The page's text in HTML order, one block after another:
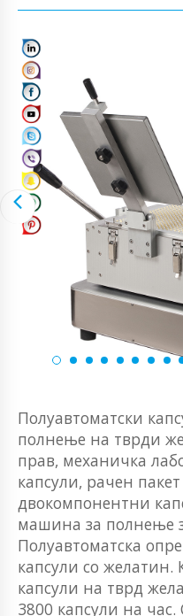
Полуавтоматски
полнење на тврди
прав, механичка
капсули, рачен
двокомпонентни
машина за полнење
Полуавтоматска
капсули со желатин.
капсули на тврд
3800 капсули на час.